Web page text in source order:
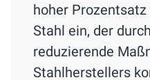
hoher Prozentsatz
Stahl ein, der
reduzierende
Stahlherstellers